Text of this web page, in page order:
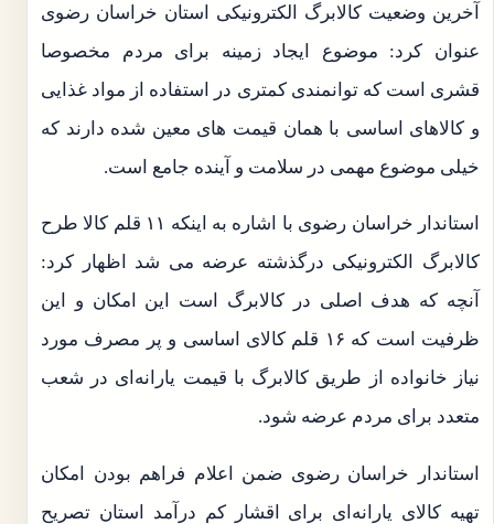
آخرین وضعیت کالابرگ الکترونیکی استان خراسان رضوی
عنوان کرد: موضوع ایجاد زمینه برای مردم مخصوصا
قشری است که توانمندی کمتری در استفاده از مواد غذایی
و کالاهای اساسی با همان قیمت های معین شده دارند که
خیلی موضوع مهمی در سلامت و آینده جامع است.
استاندار خراسان رضوی با اشاره به اینکه ۱۱ قلم کالا طرح
کالابرگ الکترونیکی درگذشته عرضه می شد اظهار کرد:
آنچه که هدف اصلی در کالابرگ است این امکان و این
ظرفیت است که ۱۶ قلم کالای اساسی و پر مصرف مورد
نیاز خانواده از طریق کالابرگ با قیمت یارانه‌ای در شعب
متعدد برای مردم عرضه شود.
استاندار خراسان رضوی ضمن اعلام فراهم بودن امکان
تهیه کالای یارانه‌ای برای اقشار کم درآمد استان تصریح